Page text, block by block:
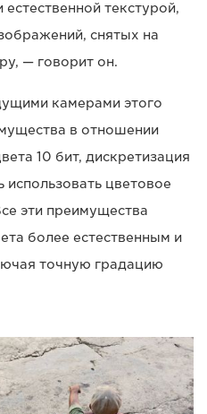
текстурой,
снятых на
— говорит он.
камерами этого
в отношении
10 бит, дискретизация
цветовое
эти преимущества
более естественным и
точную градацию